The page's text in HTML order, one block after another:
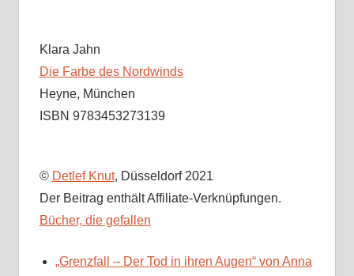
Klara Jahn
Die Farbe des Nordwinds
Heyne, München
ISBN 9783453273139
© Detlef Knut, Düsseldorf 2021
Der Beitrag enthält Affiliate-Verknüpfungen.
Bücher, die gefallen
„Grenzfall – Der Tod in ihren Augen“ von Anna